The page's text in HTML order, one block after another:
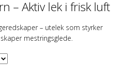
– Aktiv lek i frisk luft
– utelek som styrker
mestringsglede.